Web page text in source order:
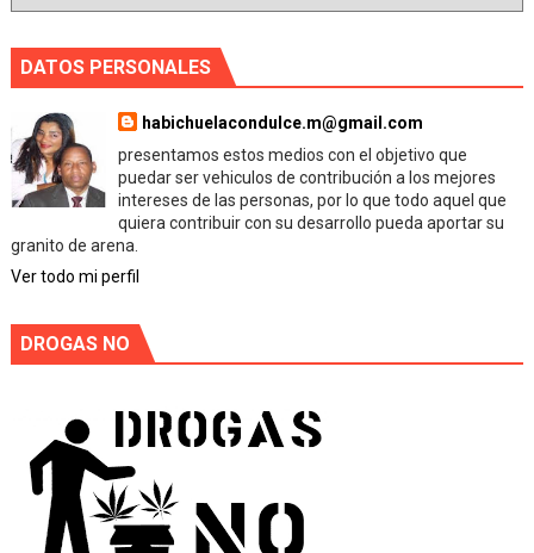
DATOS PERSONALES
habichuelacondulce.m@gmail.com
presentamos estos medios con el objetivo que
puedar ser vehiculos de contribución a los mejores
intereses de las personas, por lo que todo aquel que
quiera contribuir con su desarrollo pueda aportar su
granito de arena.
Ver todo mi perfil
DROGAS NO